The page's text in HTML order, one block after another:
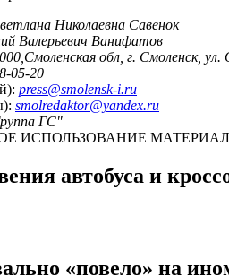
Николаевна Савенок
Валерьевич Ванифатов
обл, г. Смоленск,
05-20
press@smolensk-i.ru
smolredaktor@yandex.ru
ГС"
ИСПОЛЬЗОВАНИЕ
автобуса и
«повело» на